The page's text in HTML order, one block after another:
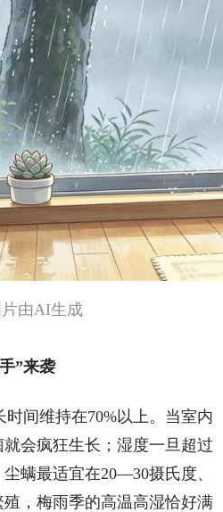
片由AI生成
”来袭
间维持在70%以上。当室内
会疯狂生长；湿度一旦超过
螨最适宜在20—30摄氏度、
，梅雨季的高温高湿恰好满